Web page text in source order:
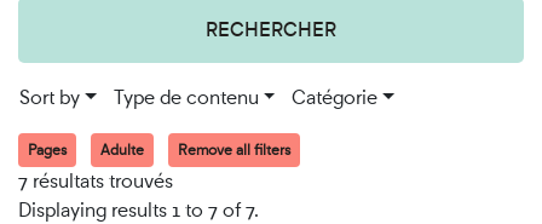
RECHERCHER
Sort by Type de contenu Catégorie
Pages Adulte Remove all filters
7 résultats trouvés
Displaying results 1 to 7 of 7.